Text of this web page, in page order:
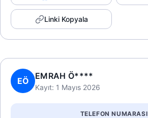
Linki Kopyala
EÖ
EMRAH Ö****
Kayıt: 1 Mayıs 2026
TELEFON NUMARASI